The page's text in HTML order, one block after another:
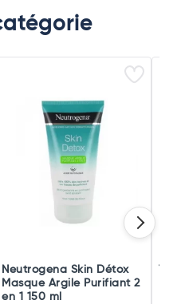
Neutrogena Skin Détox
Masque Argile Purifiant 2
en 1 150 ml